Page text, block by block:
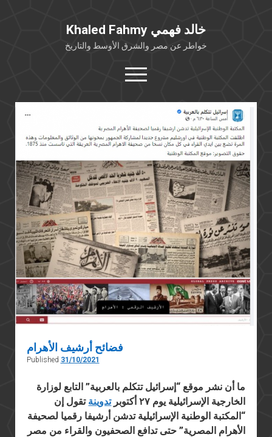
Khaled Fahmy خالد فهمي
خواطر عن مصر والشرق الأوسط والتاريخ
open
menu
twitterfacebook
خلفية شخصية
مقالات صحافية
بوستات من فيسبوك
مقابلات في الإعلام
Languages
فضائح أرشيف الأهرام
Published 31/10/2021
ما أن نشر موقع “إسرائيل تتكلم بالعربية” التابع لوزارة
الخارجية الإسرائيلية يوم ٢٧ أكتوبر
تدوينة تقول إن
“المكتبة الوطنية الإسرائيلية تدشن أرشيفا رقميا لصحيفة
الأهرام المصرية” حتى تدافع الصحفيون والقراء من مصر